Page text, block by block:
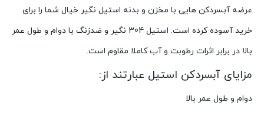
عرضه آبسردکن هایی با مخزن و بدنه استیل نگیر خیال شما را برای
خرید آسوده کرده است. استیل 304 نگیر و ضدزنگ با دوام و طول عمر
بالا در برابر اثرات رطوبت و آب کاملا مقاوم است.
مزایای آبسردکن استیل عبارتند از:
دوام و طول عمر بالا